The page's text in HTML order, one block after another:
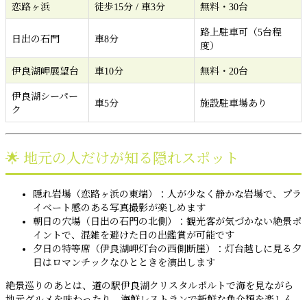
恋路ヶ浜 徒歩15分 / 車3分 無料・30台
日出の石門 車8分
路上駐車可（5台程
度）
伊良湖岬展望台 車10分 無料・20台
伊良湖シーパー
ク
車5分 施設駐車場あり
🌟 地元の人だけが知る隠れスポット
隠れ岩場（恋路ヶ浜の東端）：人が少なく静かな岩場で、プラ
イベート感のある写真撮影が楽しめます
朝日の穴場（日出の石門の北側）：観光客が気づかない絶景ポ
イントで、混雑を避けた日の出鑑賞が可能です
夕日の特等席（伊良湖岬灯台の西側断崖）：灯台越しに見る夕
日はロマンチックなひとときを演出します
絶景巡りのあとは、道の駅伊良湖クリスタルポルトで海を見ながら